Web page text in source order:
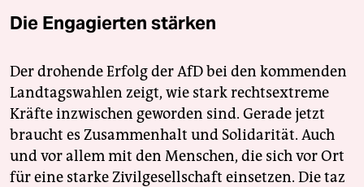
Die Engagierten stärken
Der drohende Erfolg der AfD bei den kommenden
Landtagswahlen zeigt, wie stark rechtsextreme
Kräfte inzwischen geworden sind. Gerade jetzt
braucht es Zusammenhalt und Solidarität. Auch
und vor allem mit den Menschen, die sich vor Ort
für eine starke Zivilgesellschaft einsetzen. Die taz